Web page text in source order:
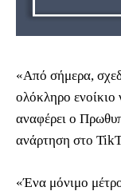
«Από σήμερα,
ολόκληρο ενοίκιο
αναφέρει ο
ανάρτηση στο
«Ένα μόνιμο